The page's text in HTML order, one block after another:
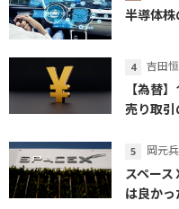
半導体
吉田
【為替
売り取引
岡元
スペー
は良か